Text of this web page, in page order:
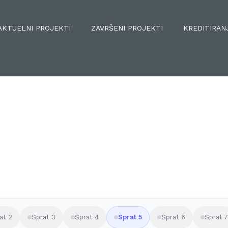
PROJEKTI ZAVRŠENI PROJEKTI
2 Sprat 3 Sprat 4 Sprat 5 Sprat 6 Sprat 7